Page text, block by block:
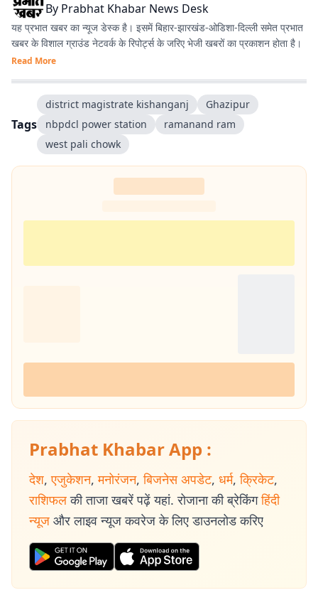
By Prabhat Khabar News Desk
यह प्रभात खबर का न्यूज डेस्क है। इसमें बिहार-झारखंड-ओडिशा-दिल्‍ली समेत प्रभात
खबर के विशाल ग्राउंड नेटवर्क के रिपोर्ट्स के जरिए भेजी खबरों का प्रकाशन होता है।
Read More
Tags
district magistrate kishanganj
Ghazipur
nbpdcl power station
ramanand ram
west pali chowk
Prabhat Khabar App :
देश, एजुकेशन, मनोरंजन, बिजनेस अपडेट, धर्म, क्रिकेट,
राशिफल की ताजा खबरें पढ़ें यहां. रोजाना की ब्रेकिंग हिंदी
न्यूज और लाइव न्यूज कवरेज के लिए डाउनलोड करिए